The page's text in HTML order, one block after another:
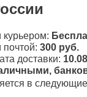
курьером:
почтой: 300 руб.
доставки:
в